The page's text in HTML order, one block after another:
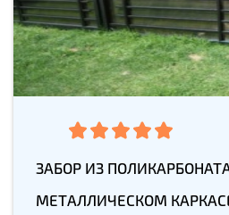
ЗАБОР ИЗ
МЕТАЛЛИЧЕСКОМ